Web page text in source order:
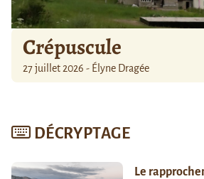
Crépuscule
27 juillet 2026 - Élyne Dragée
DÉCRYPTAGE
Le